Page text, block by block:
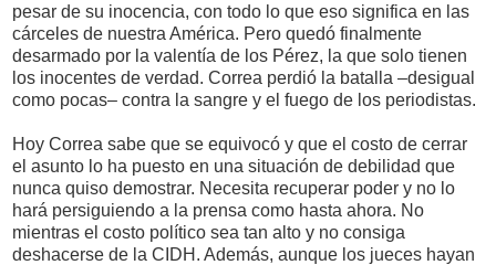
pesar de su inocencia, con todo lo que eso significa en las
cárceles de nuestra América. Pero quedó finalmente
desarmado por la valentía de los Pérez, la que solo tienen
los inocentes de verdad. Correa perdió la batalla –desigual
como pocas– contra la sangre y el fuego de los periodistas.
Hoy Correa sabe que se equivocó y que el costo de cerrar
el asunto lo ha puesto en una situación de debilidad que
nunca quiso demostrar. Necesita recuperar poder y no lo
hará persiguiendo a la prensa como hasta ahora. No
mientras el costo político sea tan alto y no consiga
deshacerse de la CIDH. Además, aunque los jueces hayan